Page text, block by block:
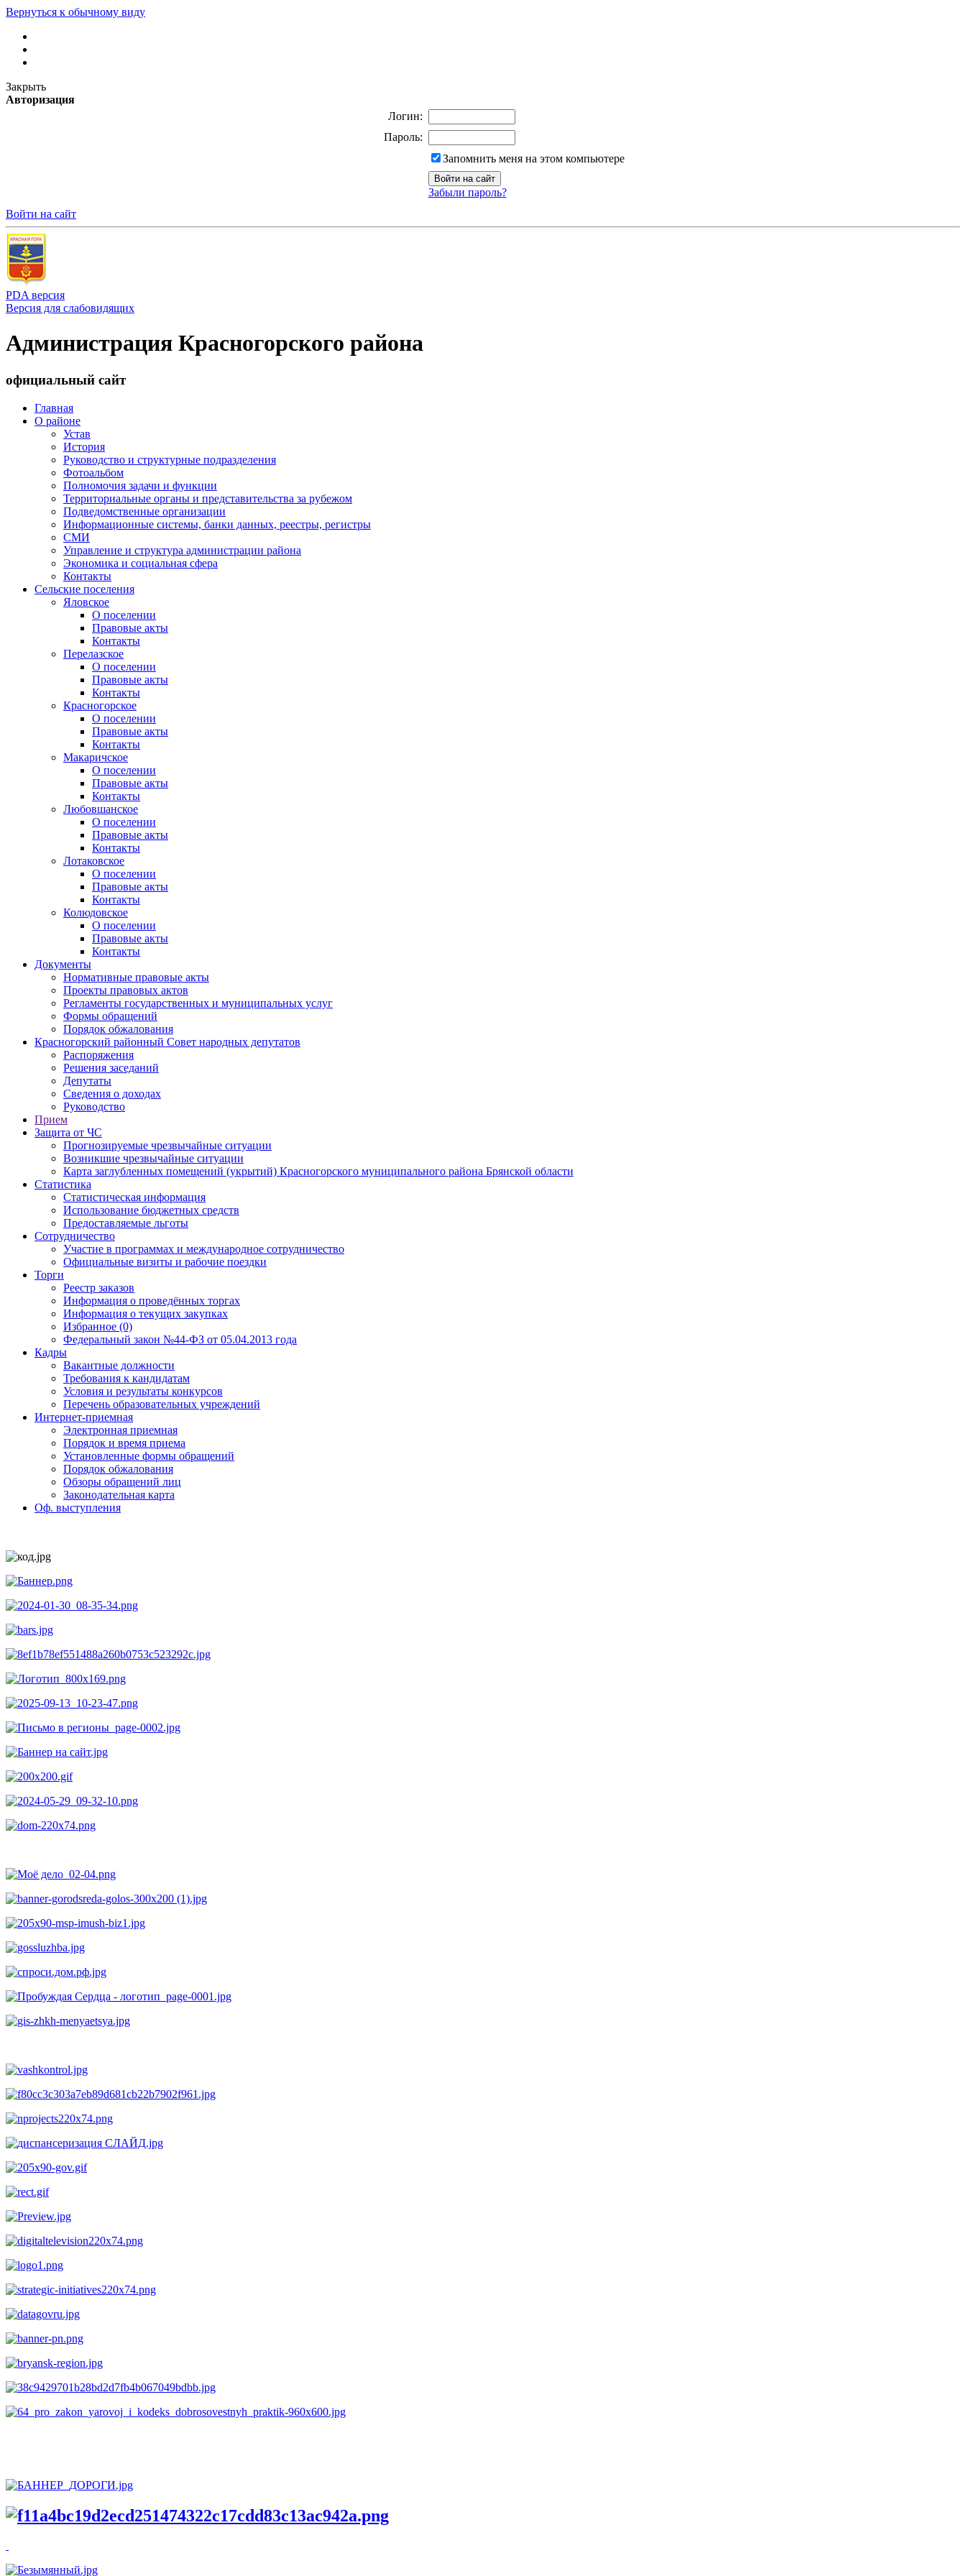
Вернуться к обычному виду
Закрыть
Авторизация
Логин:
Пароль:
Запомнить меня на этом компьютере
Забыли пароль?
Войти на сайт
PDA версия
Версия для слабовидящих
Администрация Красногорского района
официальный сайт
Главная
О районе
Устав
История
Руководство и структурные подразделения
Фотоальбом
Полномочия задачи и функции
Территориальные органы и представительства за рубежом
Подведомственные организации
Информационные системы, банки данных, реестры, регистры
СМИ
Управление и структура администрации района
Экономика и социальная сфера
Контакты
Сельские поселения
Яловское
О поселении
Правовые акты
Контакты
Перелазское
О поселении
Правовые акты
Контакты
Красногорское
О поселении
Правовые акты
Контакты
Макаричское
О поселении
Правовые акты
Контакты
Любовшанское
О поселении
Правовые акты
Контакты
Лотаковское
О поселении
Правовые акты
Контакты
Колюдовское
О поселении
Правовые акты
Контакты
Документы
Нормативные правовые акты
Проекты правовых актов
Регламенты государственных и муниципальных услуг
Формы обращений
Порядок обжалования
Красногорский районный Совет народных депутатов
Распоряжения
Решения заседаний
Депутаты
Сведения о доходах
Руководство
Прием
Защита от ЧС
Прогнозируемые чрезвычайные ситуации
Возникшие чрезвычайные ситуации
Карта заглубленных помещений (укрытий) Красногорского муниципального района Брянской области
Статистика
Статистическая информация
Использование бюджетных средств
Предоставляемые льготы
Сотрудничество
Участие в программах и международное сотрудничество
Официальные визиты и рабочие поездки
Торги
Реестр заказов
Информация о проведённых торгах
Информация о текущих закупках
Избранное (0)
Федеральный закон №44-ФЗ от 05.04.2013 года
Кадры
Вакантные должности
Требования к кандидатам
Условия и результаты конкурсов
Перечень образовательных учреждений
Интернет-приемная
Электронная приемная
Порядок и время приема
Установленные формы обращений
Порядок обжалования
Обзоры обращений лиц
Законодательная карта
Оф. выступления